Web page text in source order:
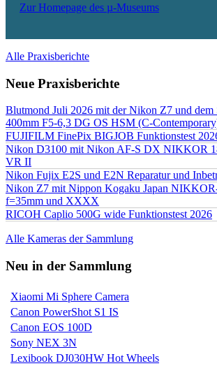
Zur Homepage des µ-Museums
Alle Praxisberichte
Neue Praxisberichte
Blutmond Juli 2026 mit der Nikon Z7 und
400mm F5-6,3 DG OS HSM (C-
FUJIFILM FinePix BIGJOB Funktionstest
Nikon D3100 mit Nikon AF-S DX NIKKOR
VR II
Nikon Fujix E2S und E2N Reparatur und
Nikon Z7 mit Nippon Kogaku Japan
f=35mm und XXXX
RICOH Caplio 500G wide Funktionstest 2026
Alle Kameras der Sammlung
Neu in der Sammlung
Xiaomi Mi Sphere Camera
Canon PowerShot S1 IS
Canon EOS 100D
Sony NEX 3N
Lexibook DJ030HW Hot Wheels